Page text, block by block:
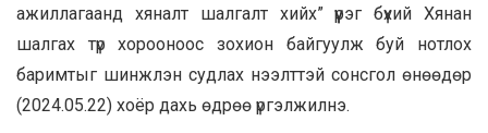
ажиллагаанд хяналт шалгалт хийх” үүрэг бүхий Хянан
шалгах түр хорооноос зохион байгуулж буй нотлох
баримтыг шинжлэн судлах нээлттэй сонсгол өнөөдөр
(2024.05.22) хоёр дахь өдрөө үргэлжилнэ.